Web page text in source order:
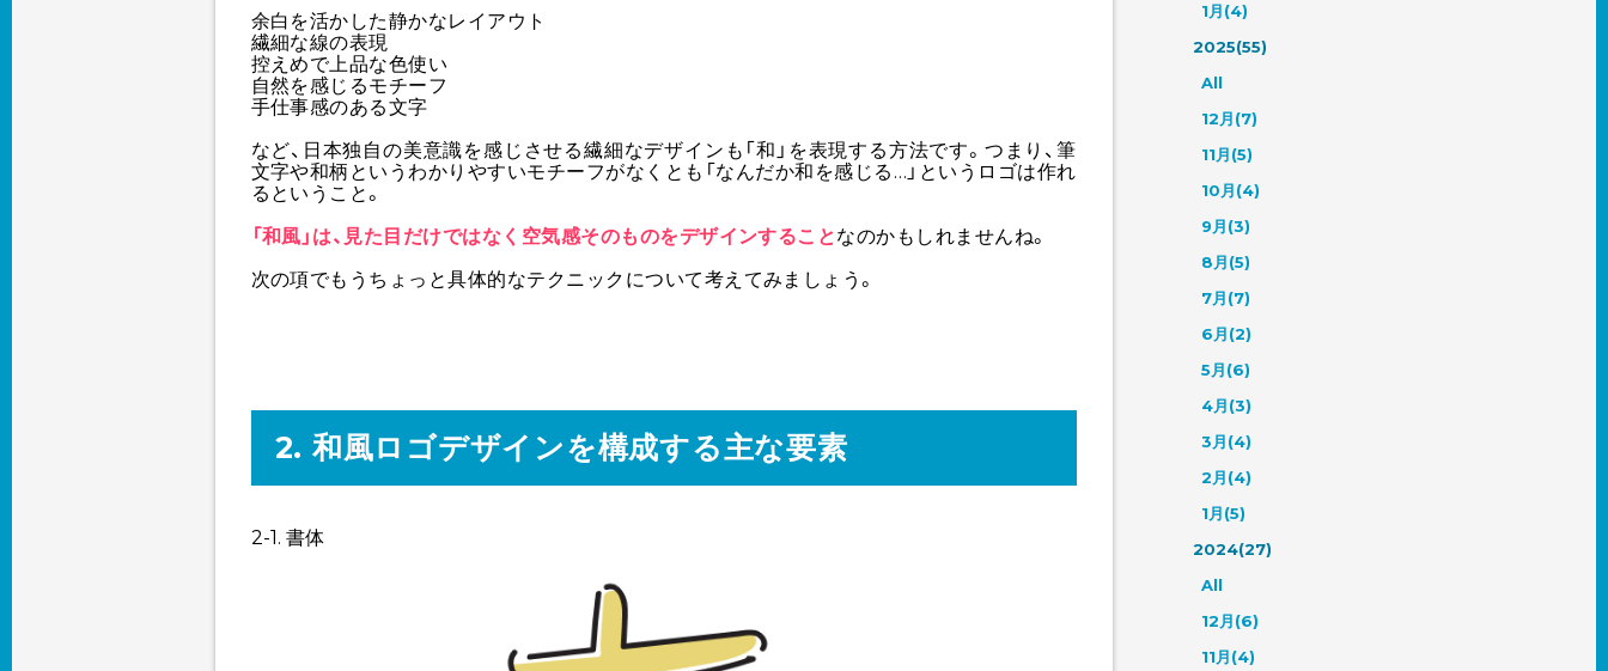
余白を活かした静かなレイアウト
繊細な線の表現
控えめで上品な色使い
自然を感じるモチーフ
手仕事感のある文字
など、日本独自の美意識を感じさせる繊細なデザインも「和」を表現する方法です。つまり、筆
文字や和柄というわかりやすいモチーフがなくとも「なんだか和を感じる…」というロゴは作れ
るということ。
「和風」は、見た目だけではなく空気感そのものをデザインすることなのかもしれませんね。
次の項でもうちょっと具体的なテクニックについて考えてみましょう。
2. 和風ロゴデザインを構成する主な要素
2-1. 書体
1月(4)
2025(55)
All
12月(7)
11月(5)
10月(4)
9月(3)
8月(5)
7月(7)
6月(2)
5月(6)
4月(3)
3月(4)
2月(4)
1月(5)
2024(27)
All
12月(6)
11月(4)